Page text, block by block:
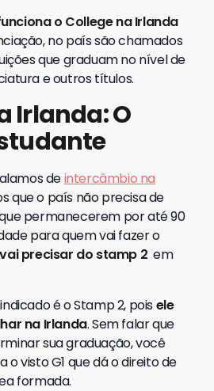
o College na Irlanda
no país são chamados
que graduam no nível de
e outros títulos.
Irlanda: O
deintercâmbio na
que o país não precisa de
permanecerem por até 90
para quem vai fazer o
precisar do stamp 2 em
é o Stamp 2, poisele
na Irlanda. Sem falar que
sua graduação, você
visto G1 que dá o direito de
formada.